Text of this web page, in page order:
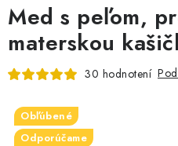
MATERSKÁ KAŠIČKA
VČELÍ JED
MEDOVÁ KOZMETIKA
Med s peľom,
materskou
30 hodnotení
Obľúbené
Odporúčame